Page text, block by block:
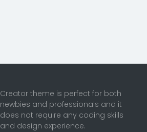
Creator theme is perfect for both
newbies and professionals and it
does not require any coding skills
and design experience.